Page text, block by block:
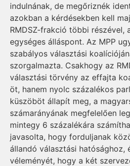
indulnának, de megőriznék
azokban a kérdésekben kell
RMDSZ-frakció többi részével,
egységes álláspont. Az MPP
szabályos választási
szorgalmazta. Csakhogy az
választási törvény az effajta
öt, hanem nyolc százalékos
küszöböt állapít meg, a
számarányának megfelelően
mintegy 6 százalékára
javasolta, hogy forduljanak
állandó választási hatósághoz,
véleményét, hogy a két